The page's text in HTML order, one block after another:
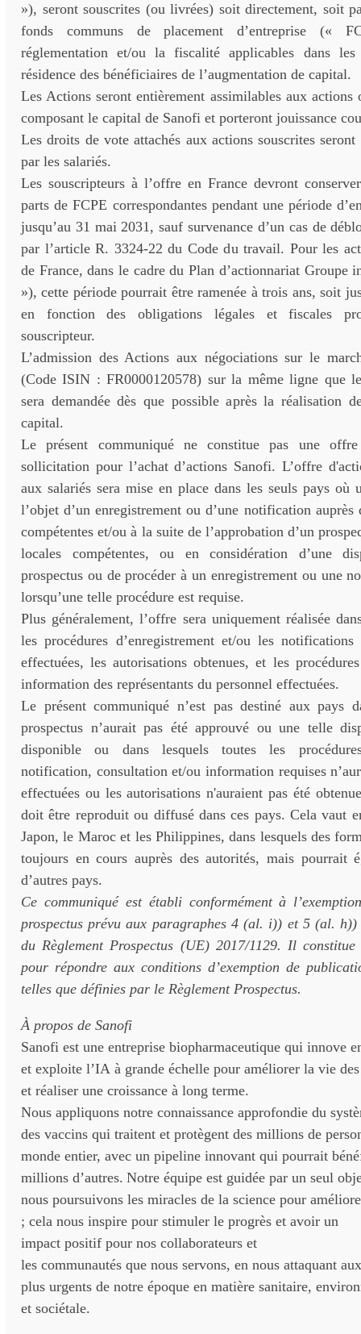
»), seront souscrites (ou livrées) soit directement, soit
fonds communs de placement d’entreprise («
réglementation et/ou la fiscalité applicables dans
résidence des bénéficiaires de l’augmentation de capital.
Les Actions seront entièrement assimilables aux actions
composant le capital de Sanofi et porteront jouissance
Les droits de vote attachés aux actions souscrites seront
par les salariés.
Les souscripteurs à l’offre en France devront
parts de FCPE correspondantes pendant une période
jusqu’au 31 mai 2031, sauf survenance d’un cas de
par l’article R. 3324-22 du Code du travail. Pour les
de France, dans le cadre du Plan d’actionnariat Groupe
»), cette période pourrait être ramenée à trois ans, soit
en fonction des obligations légales et fiscales
souscripteur.
L’admission des Actions aux négociations sur le
(Code ISIN : FR0000120578) sur la même ligne que
sera demandée dès que possible après la réalisation
capital.
Le présent communiqué ne constitue pas une
sollicitation pour l’achat d’actions Sanofi. L’offre
aux salariés sera mise en place dans les seuls pays
l’objet d’un enregistrement ou d’une notification auprès
compétentes et/ou à la suite de l’approbation d’un
locales compétentes, ou en considération d’une
prospectus ou de procéder à un enregistrement ou une
lorsqu’une telle procédure est requise.
Plus généralement, l’offre sera uniquement réalisée
les procédures d’enregistrement et/ou les
effectuées, les autorisations obtenues, et les
information des représentants du personnel effectuées.
Le présent communiqué n’est pas destiné aux pays
prospectus n’aurait pas été approuvé ou une telle
disponible ou dans lesquels toutes les procédures
notification, consultation et/ou information requises
effectuées ou les autorisations n'auraient pas été
doit être reproduit ou diffusé dans ces pays. Cela vaut
Japon, le Maroc et les Philippines, dans lesquels des
toujours en cours auprès des autorités, mais pourrait
d’autres pays.
Ce communiqué est établi conformément à
prospectus prévu aux paragraphes 4 (al. i)) et 5 (al.h))
du Règlement Prospectus (UE) 2017/1129. Il
pour répondre aux conditions d’exemption de
telles que définies par le Règlement Prospectus.
À propos de Sanofi
Sanofi est une entreprise biopharmaceutique qui innove
et exploite l’IA à grande échelle pour améliorer la vie des
et réaliser une croissance à long terme.
Nous appliquons notre connaissance approfondie du
des vaccins qui traitent et protègent des millions de
monde entier, avec un pipeline innovant qui pourrait
millions d’autres. Notre équipe est guidée par un seul
nous poursuivons les miracles de la science pour
; cela nous inspire pour stimuler le progrès et avoir un
impact positif pour nos collaborateurs et
les communautés que nous servons, en nous attaquant
plus urgents de notre époque en matière sanitaire,
et sociétale.